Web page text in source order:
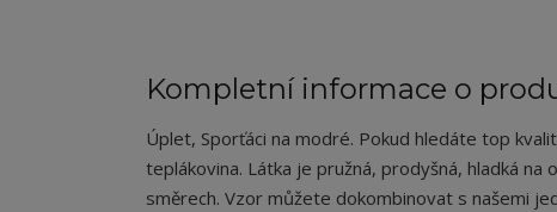
Kompletní informace o
Úplet, Sporťáci na modré. Pokud hledáte top
teplákovina. Látka je pružná, prodyšná, hladká
směrech. Vzor můžete dokombinovat s našemi